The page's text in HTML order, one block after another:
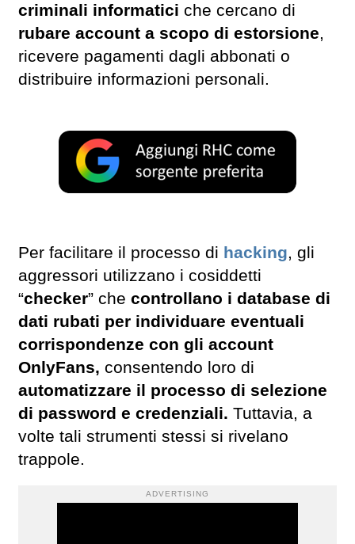
criminali informatici che cercano di
rubare account a scopo di estorsione,
ricevere pagamenti dagli abbonati o
distribuire informazioni personali.
Per facilitare il processo di hacking, gli
aggressori utilizzano i cosiddetti
“checker” che controllano i database di
dati rubati per individuare eventuali
corrispondenze con gli account
OnlyFans, consentendo loro di
automatizzare il processo di selezione
di password e credenziali. Tuttavia, a
volte tali strumenti stessi si rivelano
trappole.
ADVERTISING